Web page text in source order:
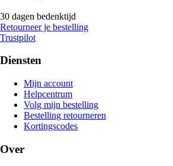
30 dagen bedenktijd
Retourneer je bestelling
Trustpilot
Diensten
Mijn account
Helpcentrum
Volg mijn bestelling
Bestelling retourneren
Kortingscodes
Over